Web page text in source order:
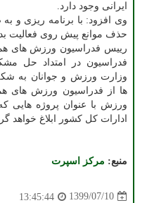
ایرانی وجود دارد.
وی افزود: با برنامه ریزی و
حذف موانع پیش روی فعالیت
رییس فدراسیون ورزش های
فدراسیون در امتداد حل
وزارت ورزش و جوانان به
ها از فدراسیون ورزش های
ورزش با عنوان پروژه هایی
ادارات کل کشور ابلاغ خواهد
منبع: مركز اسپرت
1399/07/10
13:45:44